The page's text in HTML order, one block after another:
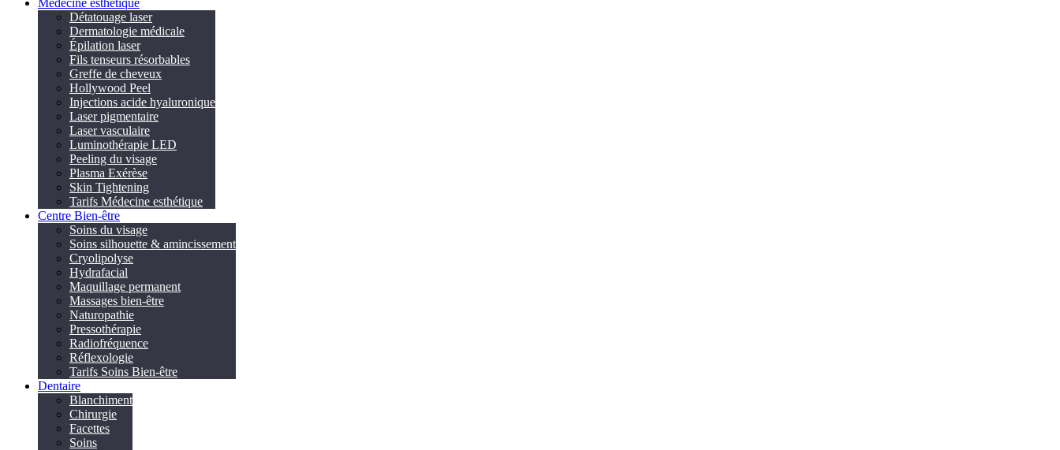
Médecine esthétique
Détatouage laser
Dermatologie médicale
Épilation laser
Fils tenseurs résorbables
Greffe de cheveux
Hollywood Peel
Injections acide hyaluronique
Laser pigmentaire
Laser vasculaire
Luminothérapie LED
Peeling du visage
Plasma Exérèse
Skin Tightening
Tarifs Médecine esthétique
Centre Bien-être
Soins du visage
Soins silhouette & amincissement
Cryolipolyse
Hydrafacial
Maquillage permanent
Massages bien-être
Naturopathie
Pressothérapie
Radiofréquence
Réflexologie
Tarifs Soins Bien-être
Dentaire
Blanchiment
Chirurgie
Facettes
Soins